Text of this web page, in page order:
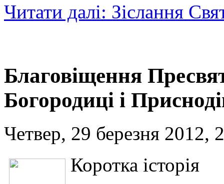
Читати далі: Зіслання
Благовіщення
Богородиці і
Четвер, 29 березня 2012,
Коротка історія